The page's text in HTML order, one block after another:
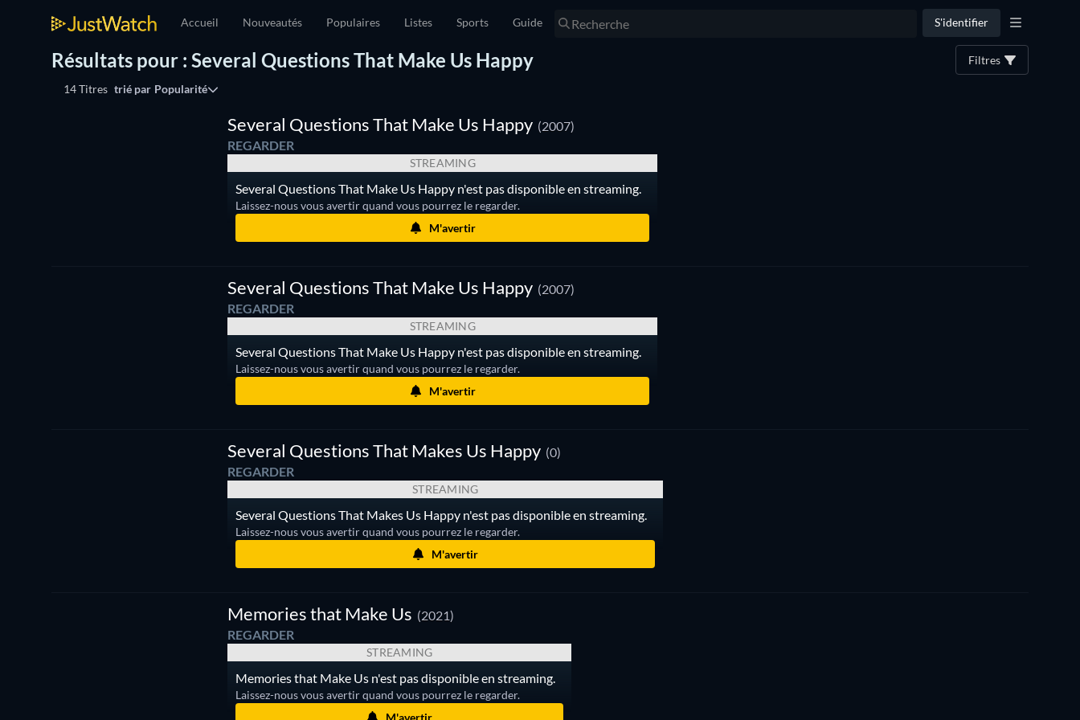
Accueil Nouveautés Populaires Listes Sports Guide S'identifier
Résultats pour : Several Questions That Make Us Happy Filtres
14 Titres trié par Popularité
Several Questions That Make Us Happy (2007)
REGARDER
STREAMING
Several Questions That Make Us Happy n'est pas disponible en streaming.
Laissez-nous vous avertir quand vous pourrez le regarder.
M'avertir
Several Questions That Make Us Happy (2007)
REGARDER
STREAMING
Several Questions That Make Us Happy n'est pas disponible en streaming.
Laissez-nous vous avertir quand vous pourrez le regarder.
M'avertir
Several Questions That Makes Us Happy (0)
REGARDER
STREAMING
Several Questions That Makes Us Happy n'est pas disponible en streaming.
Laissez-nous vous avertir quand vous pourrez le regarder.
M'avertir
Memories that Make Us (2021)
REGARDER
STREAMING
Memories that Make Us n'est pas disponible en streaming.
Laissez-nous vous avertir quand vous pourrez le regarder.
M'avertir